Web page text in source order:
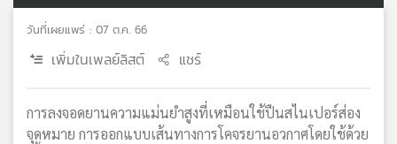
แผนที่
วิทยุ
เครือ
ข่าย
วันที่เผยแพร่ : 07 ต.ค. 66
เพิ่มในเพลย์ลิสต์ แชร์
การลงจอดยานความแม่นยำสูงที่เหมือนใช้ปืนสไนเปอร์ส่อง
จุดหมาย การออกแบบเส้นทางการโคจรยานอวกาศโดยใช้ด้วย